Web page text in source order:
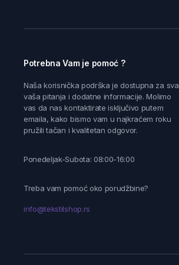
Potrebna Vam je pomoć ?
Naša korisnička podrška je dostupna za sva
vaša pitanja i dodatne informacije. Molimo
vas da nas kontaktirate isključivo putem
emaila, kako bismo vam u najkraćem roku
pružili tačan i kvalitetan odgovor.
Ponedeljak-Subota: 08:00-16:00
Treba vam pomoć oko porudžbine?
info@tekstilshop.rs